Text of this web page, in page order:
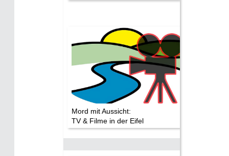
Mord mit Aussicht:
TV & Filme in der Eifel